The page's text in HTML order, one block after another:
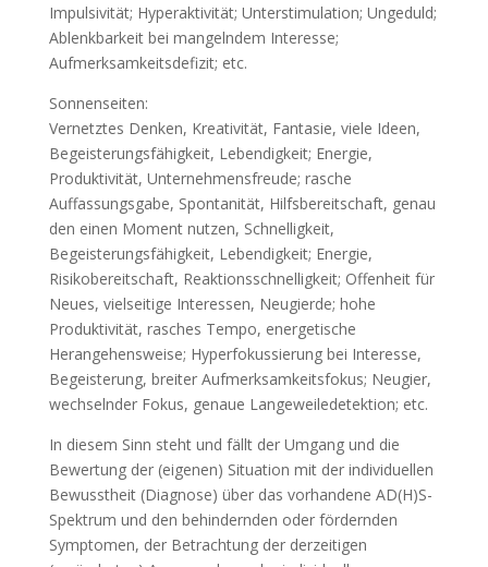
Impulsivität; Hyperaktivität; Unterstimulation; Ungeduld;
Ablenkbarkeit bei mangelndem Interesse;
Aufmerksamkeitsdefizit; etc.
Sonnenseiten:
Vernetztes Denken, Kreativität, Fantasie, viele Ideen,
Begeisterungsfähigkeit, Lebendigkeit; Energie,
Produktivität, Unternehmensfreude; rasche
Auffassungsgabe, Spontanität, Hilfsbereitschaft, genau
den einen Moment nutzen, Schnelligkeit,
Begeisterungsfähigkeit, Lebendigkeit; Energie,
Risikobereitschaft, Reaktionsschnelligkeit; Offenheit für
Neues, vielseitige Interessen, Neugierde; hohe
Produktivität, rasches Tempo, energetische
Herangehensweise; Hyperfokussierung bei Interesse,
Begeisterung, breiter Aufmerksamkeitsfokus; Neugier,
wechselnder Fokus, genaue Langeweiledetektion; etc.
In diesem Sinn steht und fällt der Umgang und die
Bewertung der (eigenen) Situation mit der individuellen
Bewusstheit (Diagnose) über das vorhandene AD(H)S-
Spektrum und den behindernden oder fördernden
Symptomen, der Betrachtung der derzeitigen